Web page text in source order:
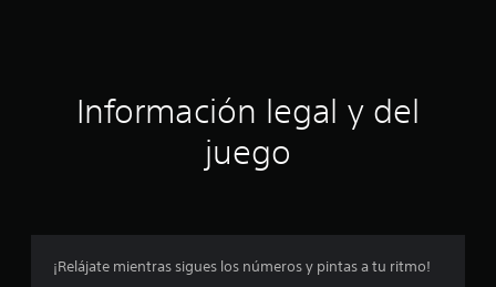
ó
r
o
Información legal y del
juego
¡Relájate mientras sigues los números y pintas a tu ritmo!